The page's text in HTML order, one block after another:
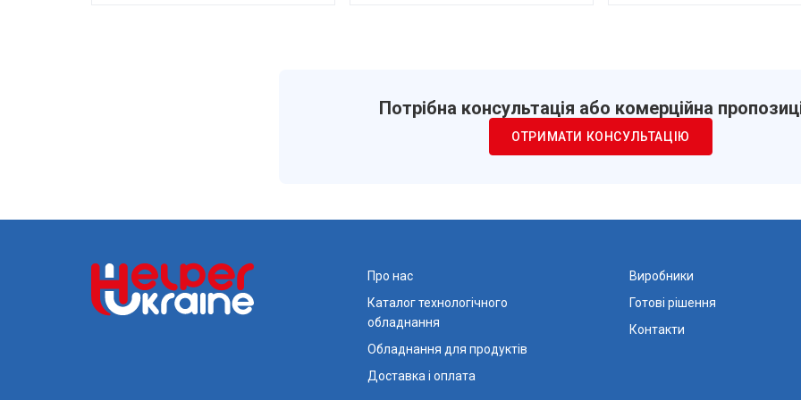
Потрібна консультація або комерційна
ОТРИМАТИ КОНСУЛЬТАЦІЮ
Про нас
Каталог технологічного
обладнання
Обладнання для продуктів
Доставка і оплата
Виробники
Готові рішення
Контакти